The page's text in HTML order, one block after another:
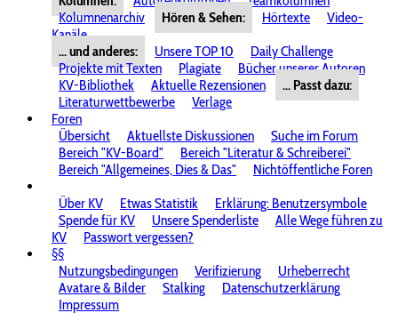
Kolumnenarchiv
Hören & Sehen: Hörtexte
Video-
Kanäle
... und anderes:
Unsere TOP 10
Daily Challenge
Projekte mit Texten
Plagiate
Bücher unserer Autoren
KV-Bibliothek
Aktuelle Rezensionen
... Passt dazu:
Literaturwettbewerbe
Verlage
Foren
Übersicht
Aktuellste Diskussionen
Suche im Forum
Bereich "KV-Board"
Bereich "Literatur & Schreiberei"
Bereich "Allgemeines, Dies & Das"
Nichtöffentliche Foren
Über KV
Etwas Statistik
Erklärung: Benutzersymbole
Spende für KV
Unsere Spenderliste
Alle Wege führen zu
KV
Passwort vergessen?
§§
Nutzungsbedingungen
Verifizierung
Urheberrecht
Avatare & Bilder
Stalking
Datenschutzerklärung
Impressum